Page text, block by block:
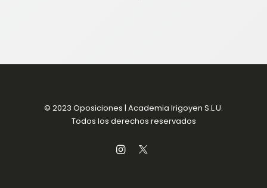
© 2023 Oposiciones | Academia Irigoyen S.L.U.
Todos los derechos reservados